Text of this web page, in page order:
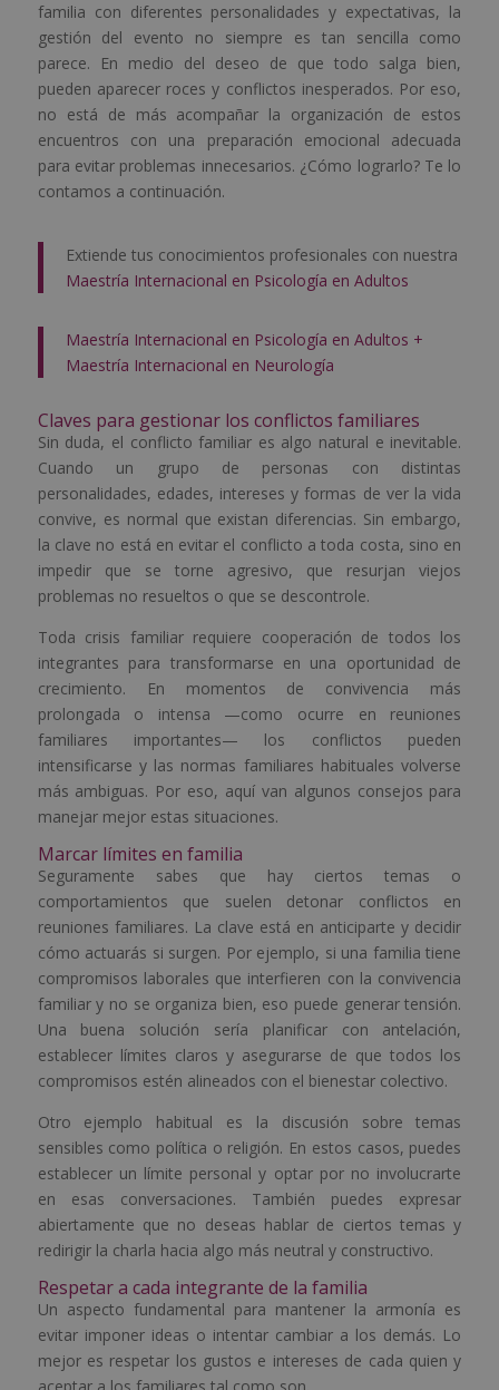
familia con diferentes personalidades y expectativas, la
gestión del evento no siempre es tan sencilla como
parece. En medio del deseo de que todo salga bien,
pueden aparecer roces y conflictos inesperados. Por eso,
no está de más acompañar la organización de estos
encuentros con una preparación emocional adecuada
para evitar problemas innecesarios. ¿Cómo lograrlo? Te lo
contamos a continuación.
Extiende tus conocimientos profesionales con nuestra
Maestría Internacional en Psicología en Adultos
Maestría Internacional en Psicología en Adultos +
Maestría Internacional en Neurología
Claves para gestionar los conflictos familiares
Sin duda, el conflicto familiar es algo natural e inevitable.
Cuando un grupo de personas con distintas
personalidades, edades, intereses y formas de ver la vida
convive, es normal que existan diferencias. Sin embargo,
la clave no está en evitar el conflicto a toda costa, sino en
impedir que se torne agresivo, que resurjan viejos
problemas no resueltos o que se descontrole.
Toda crisis familiar requiere cooperación de todos los
integrantes para transformarse en una oportunidad de
crecimiento. En momentos de convivencia más
prolongada o intensa —como ocurre en reuniones
familiares importantes— los conflictos pueden
intensificarse y las normas familiares habituales volverse
más ambiguas. Por eso, aquí van algunos consejos para
manejar mejor estas situaciones.
Marcar límites en familia
Seguramente sabes que hay ciertos temas o
comportamientos que suelen detonar conflictos en
reuniones familiares. La clave está en anticiparte y decidir
cómo actuarás si surgen. Por ejemplo, si una familia tiene
compromisos laborales que interfieren con la convivencia
familiar y no se organiza bien, eso puede generar tensión.
Una buena solución sería planificar con antelación,
establecer límites claros y asegurarse de que todos los
compromisos estén alineados con el bienestar colectivo.
Otro ejemplo habitual es la discusión sobre temas
sensibles como política o religión. En estos casos, puedes
establecer un límite personal y optar por no involucrarte
en esas conversaciones. También puedes expresar
abiertamente que no deseas hablar de ciertos temas y
redirigir la charla hacia algo más neutral y constructivo.
Respetar a cada integrante de la familia
Un aspecto fundamental para mantener la armonía es
evitar imponer ideas o intentar cambiar a los demás. Lo
mejor es respetar los gustos e intereses de cada quien y